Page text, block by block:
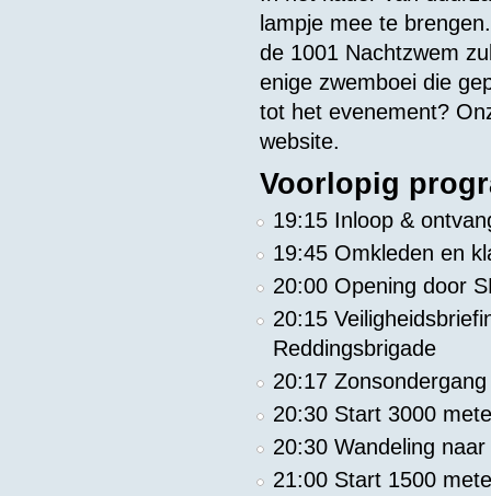
lampje mee te
de 1001 Nachtzwem
enige zwemboei die
tot het evenement?
website.
Voorlopig
19:15 Inloop &
19:45 Omkleden en
20:00 Opening door
20:15
Reddingsbrigade
20:17
20:30 Start 3000
20:30 Wandeling
21:00 Start 1500